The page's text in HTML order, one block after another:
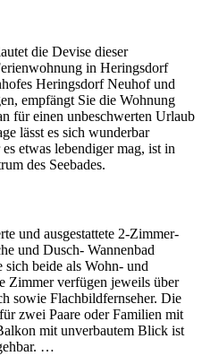
die Devise dieser
in Heringsdorf
Heringsdorf Neuhof und
empfängt Sie die Wohnung
für einen unbeschwerten Urlaub
lässt es sich wunderbar
etwas lebendiger mag, ist in
des Seebades.
und ausgestattete 2-Zimmer-
und Dusch- Wannenbad
beide als Wohn- und
Zimmer verfügen jeweils über
sowie Flachbildfernseher. Die
zwei Paare oder Familien mit
mit unverbautem Blick ist
…